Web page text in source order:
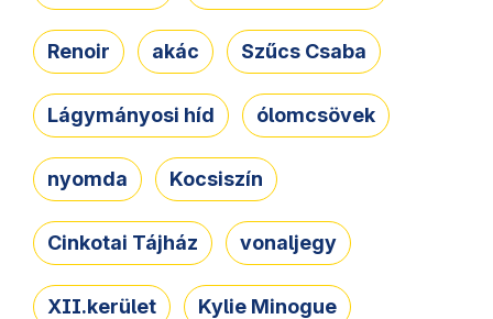
Renoir akác Szűcs Csaba
Lágymányosi híd ólomcsövek
nyomda Kocsiszín
Cinkotai Tájház vonaljegy
XII.kerület Kylie Minogue